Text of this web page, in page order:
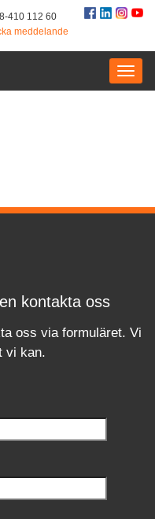
410 112 60
meddelande
kontakta oss
oss via formuläret. Vi
vi kan.